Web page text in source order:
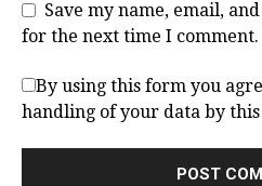
Save my name, email,
for the next time I comment.
By using this form you
handling of your data by